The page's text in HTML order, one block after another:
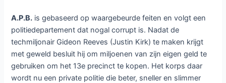
A.P.B. is gebaseerd op waargebeurde feiten en volgt een
politiedepartement dat nogal corrupt is. Nadat de
techmiljonair Gideon Reeves (Justin Kirk) te maken krijgt
met geweld besluit hij om miljoenen van zijn eigen geld te
gebruiken om het 13e precinct te kopen. Het korps daar
wordt nu een private politie die beter, sneller en slimmer